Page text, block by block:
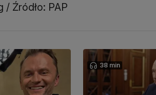
Źródło: PAP
38 min